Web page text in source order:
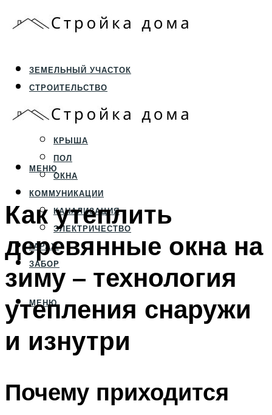
ЗЕМЕЛЬНЫЙ УЧАСТОК
СТРОИТЕЛЬСТВО
ФУНДАМЕНТ И ЦОКОЛЬ
ПЕРЕКРЫТИЯ И СТЕНЫ
КРЫША
ПОЛ
ОКНА
КОММУНИКАЦИИ
КАНАЛИЗАЦИЯ
ЭЛЕКТРИЧЕСТВО
ГАРАЖ
ЗАБОР
МЕНЮ
МЕНЮ
Как утеплить
деревянные окна на
зиму – технология
утепления снаружи
и изнутри
Почему приходится